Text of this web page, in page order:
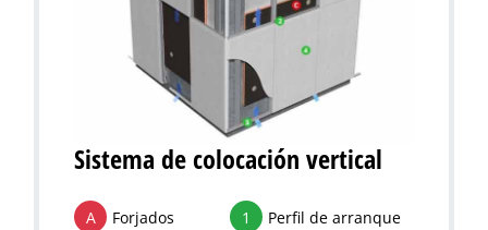
Sistema de colocación vertical
A Forjados 1
Perfil de arranque